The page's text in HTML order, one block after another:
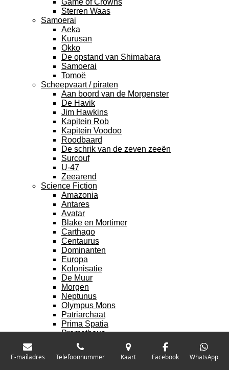
Game of Crowns
Sterren Waas
Samoerai
Aeka
Kurusan
Okko
De opstand van Shimabara
Samoerai
Tomoë
Scheepvaart / piraten
Aan boord van de Morgenster
De Havik
Jim Hawkins
Kapitein Rob
Kapitein Voodoo
Roodbaard
De schrik van de zeven zeeën
Surcouf
U-47
Zeearend
Science Fiction
Amazonia
Antares
Avatar
Blake en Mortimer
Carthago
Centaurus
Dominanten
Europa
Kolonisatie
De Muur
Morgen
Neptunus
Olympus Mons
Patriarchaat
Prima Spatia
Prometheus
Roodhaar
Scotland
Segmenten
E-mailadres Telefoonnummer Kaart Facebook WhatsApp